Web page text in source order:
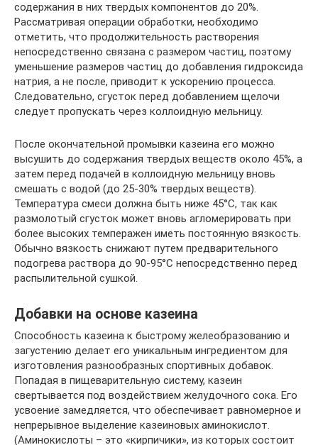
содержания в них твердых компонентов до 20%.
Рассматривая операции обработки, необходимо
отметить, что продолжительность растворения
непосредственно связана с размером частиц, поэтому
уменьшение размеров частиц до добавления гидроксида
натрия, а не после, приводит к ускорению процесса.
Следовательно, сгусток перед добавлением щелочи
следует пропускать через коллоидную мельницу.
После окончательной промывки казеина его можно
высушить до содержания твердых веществ около 45%, а
затем перед подачей в коллоидную мельницу вновь
смешать с водой (до 25-30% твердых веществ).
Температура смеси должна быть ниже 45°С, так как
размолотый сгусток может вновь агломерировать при
более высоких темперажен иметь постоянную вязкость.
Обычно вязкость снижают путем предварительного
подогрева раствора до 90-95°С непосредственно перед
распылительной сушкой.
Добавки на основе казеина
Способность казеина к быстрому желеобразованию и
загустению делает его уникальным ингредиентом для
изготовления разнообразных спортивных добавок.
Попадая в пищеварительную систему, казеин
свертывается под воздействием желудочного сока. Его
усвоение замедляется, что обеспечивает равномерное и
непрерывное выделение казеиновых аминокислот.
(Аминокислоты – это «кирпичики», из которых состоит